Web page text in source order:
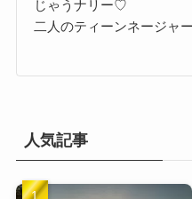
じゃうナリー♡
二人のティーンネージャ
人気記事